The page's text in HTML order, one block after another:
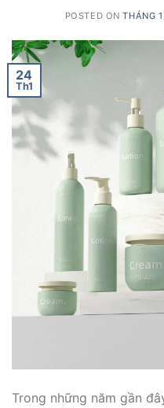
POSTED ONTHÁNG
24
Th1
Trong những năm gần